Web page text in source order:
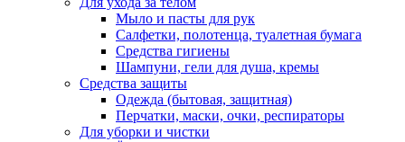
Мыло и пасты для рук
Салфетки, полотенца, туалетная бумага
Средства гигиены
Шампуни, гели для душа, кремы
Средства защиты
Одежда (бытовая, защитная)
Перчатки, маски, очки, респираторы
Для уборки и чистки